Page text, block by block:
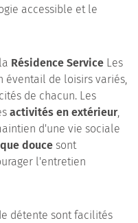
accessible et le
Résidence Service Les
éventail de loisirs variés,
de chacun. Les
activités en extérieur,
d'une vie sociale
douce sont
l'entretien
détente sont facilités